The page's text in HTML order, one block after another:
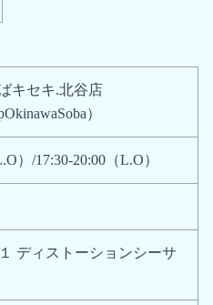
キセキ.北谷店
）
）/17:30-20:00（L.O）
ディストーションシーサ